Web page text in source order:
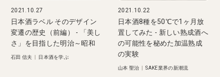
2021.10.27
日本酒ラベル そのデザイン
変遷の歴史（前編） - 「美し
さ」を目指した明治～昭和
石田 信夫 日本酒を学ぶ
2021.10.22
日本酒8種を50℃で1ヶ月放
置してみた - 新しい熟成酒へ
の可能性を秘めた加温熟成
の実験
山本 聖治 |SAKE業界の新潮流